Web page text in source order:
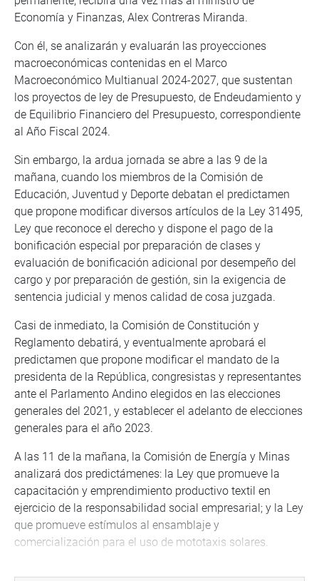
Economía y Finanzas, Alex Contreras Miranda.
Con él, se analizarán y evaluarán las proyecciones
macroeconómicas contenidas en el Marco
Macroeconómico Multianual 2024-2027, que sustentan
los proyectos de ley de Presupuesto, de Endeudamiento y
de Equilibrio Financiero del Presupuesto, correspondiente
al Año Fiscal 2024.
Sin embargo, la ardua jornada se abre a las 9 de la
mañana, cuando los miembros de la Comisión de
Educación, Juventud y Deporte debatan el predictamen
que propone modificar diversos artículos de la Ley 31495,
Ley que reconoce el derecho y dispone el pago de la
bonificación especial por preparación de clases y
evaluación de bonificación adicional por desempeño del
cargo y por preparación de gestión, sin la exigencia de
sentencia judicial y menos calidad de cosa juzgada.
Casi de inmediato, la Comisión de Constitución y
Reglamento debatirá, y eventualmente aprobará el
predictamen que propone modificar el mandato de la
presidenta de la República, congresistas y representantes
ante el Parlamento Andino elegidos en las elecciones
generales del 2021, y establecer el adelanto de elecciones
generales para el año 2023.
A las 11 de la mañana, la Comisión de Energía y Minas
analizará dos predictámenes: la Ley que promueve la
capacitación y emprendimiento productivo textil en
ejercicio de la responsabilidad social empresarial; y la Ley
que promueve estímulos al ensamblaje y
comercialización para el uso de mototaxis solares.